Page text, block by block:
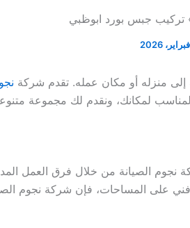
تركيب جبس بورد ابوظبي
منزله أو مكان عمله. تقدم شركة
لمكانك، ونقدم لك مجموعة
نجوم الصيانة من خلال فرق العمل
على المساحات، فإن شركة نجوم